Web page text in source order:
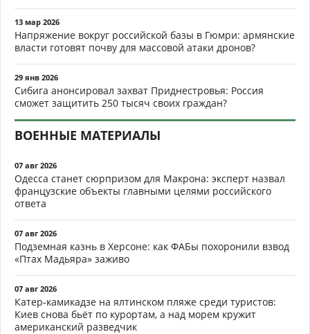
13 мар 2026
Напряжение вокруг российской базы в Гюмри: армянские
власти готовят почву для массовой атаки дронов?
29 янв 2026
Сибига анонсировал захват Приднестровья: Россия
сможет защитить 250 тысяч своих граждан?
ВОЕННЫЕ МАТЕРИАЛЫ
07 авг 2026
Одесса станет сюрпризом для Макрона: эксперт назвал
французские объекты главными целями российского
ответа
07 авг 2026
Подземная казнь в Херсоне: как ФАБы похоронили взвод
«Птах Мадьяра» заживо
07 авг 2026
Катер-камикадзе на ялтинском пляже среди туристов:
Киев снова бьёт по курортам, а над морем кружит
американский разведчик